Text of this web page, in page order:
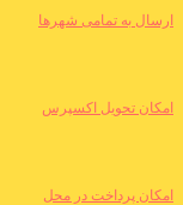
ارسال به تمامی شهرها
امکان تحویل اکسپرس
امکان پرداخت در محل